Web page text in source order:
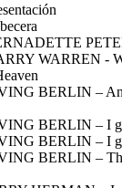
WARREN -
BERLIN –
BERLIN – I
BERLIN – I
BERLIN –